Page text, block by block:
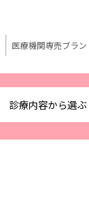
診療内容から選ぶ
医療機関専売ブラン